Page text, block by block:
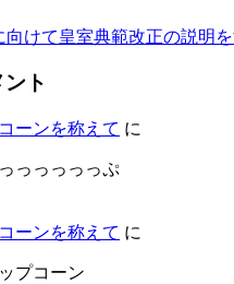
向けて皇室典範改正の説明
ト
ーンを称えて に
っっっっっぷ
ーンを称えて に
プコーン